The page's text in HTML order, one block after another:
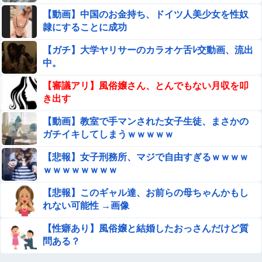
【画像】とちぎテレビさん、野球部JKチアたちのミニス
カ生脚をモロ映し
【動画】 美人女優さん、映画でマ○コのビラビラまで
めくらせてしまうｗｗｗｗｗｗ
【閲覧注意】やべぇレ●プ動画、発見される…（※ 無修正
注意）
トランプ「イランが核兵器を作れば、イタリアを2分で消
滅させる」メローニ「核を持っている国で実際に使ったア
ホはアメリカだけｗ」
職場の女のブラジャーが透けてた結果ｗｗｗｗｗｗｗｗｗ
ｗｗｗｗｗ
【悲報】マックちゃん、逮捕
明里つむぎアイポケ専属時代8年間のコンプリートベスト
が半額セール中！！
【動画】中国のお金持ち、ドイツ人美少女を性奴
隷にすることに成功
【ガチ】大学ヤリサーのカラオケ舌ﾚ交動画、流出
中。
【審議アリ】風俗嬢さん、とんでもない月収を叩
き出す
【動画】教室で手マンされた女子生徒、まさかの
ガチイキしてしまうｗｗｗｗｗ
【悲報】女子刑務所、マジで自由すぎるｗｗｗｗ
ｗｗｗｗｗｗｗｗ
【悲報】このギャル達、お前らの母ちゃんかもし
れない可能性 →画像
【性癖あり】風俗嬢と結婚したおっさんだけど質
問ある？